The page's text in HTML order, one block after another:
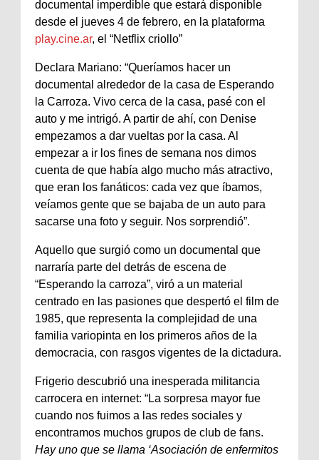
documental imperdible que estará disponible
desde el jueves 4 de febrero, en la plataforma
play.cine.ar, el “Netflix criollo”
Declara Mariano: “Queríamos hacer un
documental alrededor de la casa de Esperando
la Carroza. Vivo cerca de la casa, pasé con el
auto y me intrigó. A partir de ahí, con Denise
empezamos a dar vueltas por la casa. Al
empezar a ir los fines de semana nos dimos
cuenta de que había algo mucho más atractivo,
que eran los fanáticos: cada vez que íbamos,
veíamos gente que se bajaba de un auto para
sacarse una foto y seguir. Nos sorprendió”.
Aquello que surgió como un documental que
narraría parte del detrás de escena de
“Esperando la carroza”, viró a un material
centrado en las pasiones que despertó el film de
1985, que representa la complejidad de una
familia variopinta en los primeros años de la
democracia, con rasgos vigentes de la dictadura.
Frigerio descubrió una inesperada militancia
carrocera en internet: “La sorpresa mayor fue
cuando nos fuimos a las redes sociales y
encontramos muchos grupos de club de fans.
Hay uno que se llama ‘Asociación de enfermitos